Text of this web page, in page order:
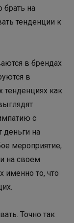
на
тенденции к
в брендах
в
тенденциях как
с
деньги на
мероприятие,
на своем
именно то, что
Точно так